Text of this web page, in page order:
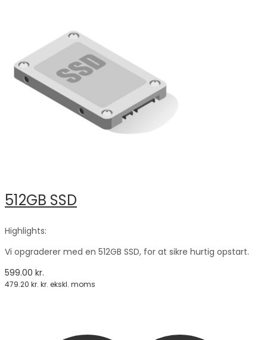
512GB SSD
Highlights:
Vi opgraderer med en 512GB SSD, for at sikre hurtig opstart.
599.00 kr.
479.20 kr. kr. ekskl. moms